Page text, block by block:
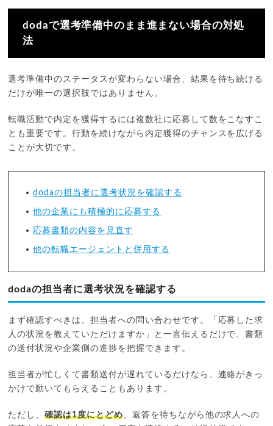
dodaで選考準備中のまま進まない場合の対処
法
選考準備中のステータスが変わらない場合、結果を待ち続ける
だけが唯一の選択肢ではありません。
転職活動で内定を獲得するには複数社に応募して数をこなすこ
とも重要です。行動を続けながら内定獲得のチャンスを広げる
ことが大切です。
dodaの担当者に選考状況を確認する
他の企業にも積極的に応募する
応募書類の内容を見直す
他の転職エージェントと併用する
dodaの担当者に選考状況を確認する
まず確認すべきは、担当者への問い合わせです。「応募した求
人の状況を教えていただけますか」と一言伝えるだけで、書類
の送付状況や企業側の進捗を把握できます。
担当者が忙しくて書類送付が遅れているだけなら、連絡がきっ
かけで動いてもらえることもあります。
ただし、確認は1度にとどめ、返答を待ちながら他の求人への